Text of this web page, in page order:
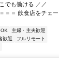
でも働ける ／／
＝ 飲食店をチェー
主婦・主夫歓迎
歓迎
フルリモート